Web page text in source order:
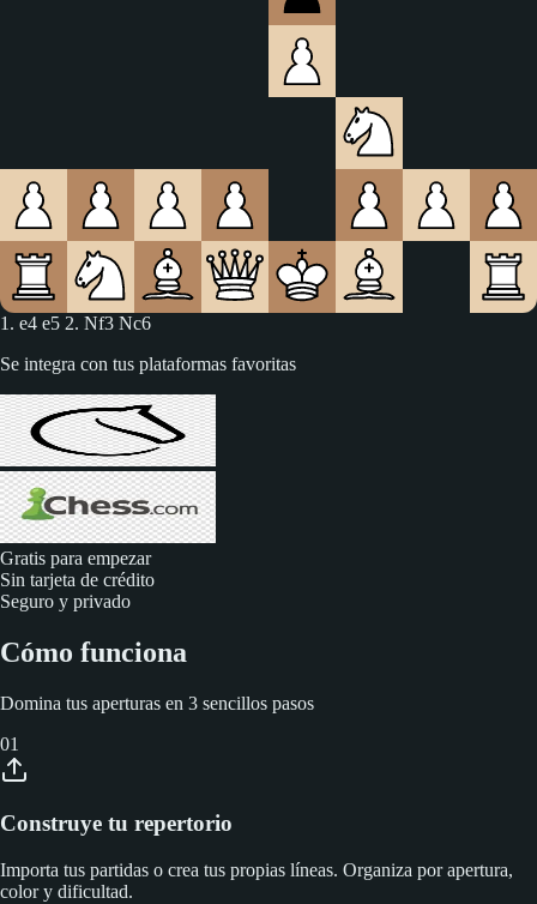
1. e4 e5 2. Nf3 Nc6 3. Bc4
Se integra con tus plataformas favoritas
Gratis para empezar
Sin tarjeta de crédito
Seguro y privado
Cómo funciona
Domina tus aperturas en 3 sencillos pasos
01
Construye tu repertorio
Importa tus partidas o crea tus propias líneas. Organiza por apertura,
color y dificultad.